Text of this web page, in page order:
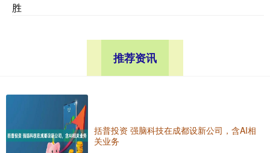
胜
推荐资讯
括普投资 强脑科技在成都设新公司，含AI相
关业务